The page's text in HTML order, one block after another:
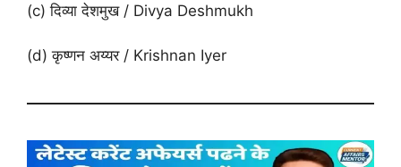
(c) दिव्या देशमुख / Divya Deshmukh
(d) कृष्णन अय्यर / Krishnan Iyer